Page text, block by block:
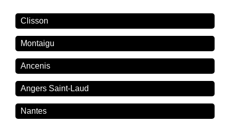
Clisson
Montaigu
Ancenis
Angers Saint-Laud
Nantes